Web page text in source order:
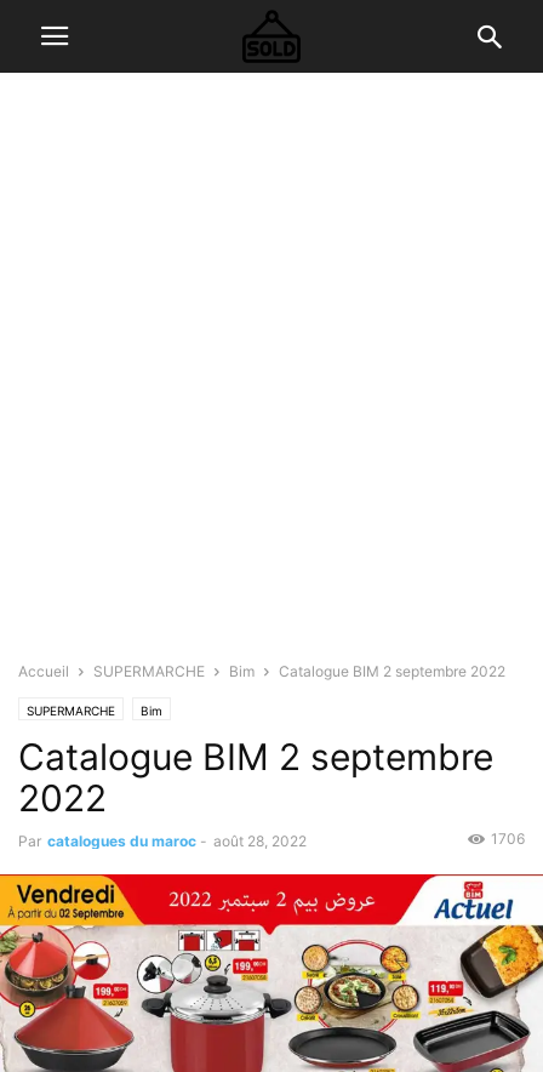
Accueil SUPERMARCHE Bim Catalogue BIM 2 septembre 2022
SUPERMARCHE Bim
Catalogue BIM 2 septembre
2022
Par catalogues du maroc - août 28, 2022 1706